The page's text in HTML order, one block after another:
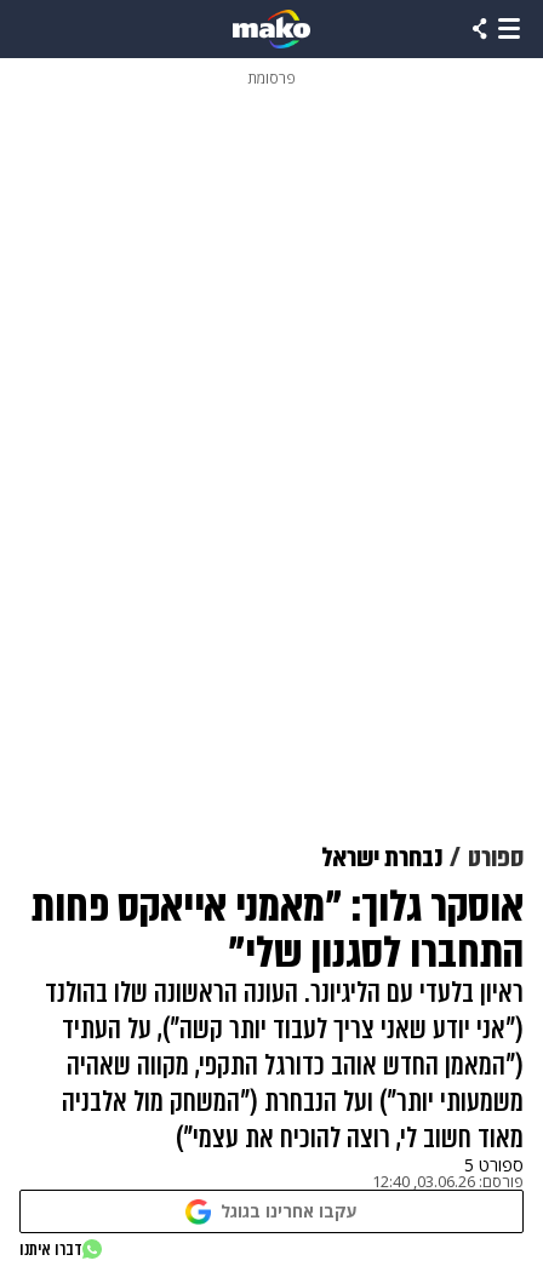
פרסומת
ספורט נבחרת ישראל
אוסקר גלוך: "מאמני אייאקס פחות
התחברו לסגנון שלי"
ראיון בלעדי עם הליגיונר. העונה הראשונה שלו בהולנד
("אני יודע שאני צריך לעבוד יותר קשה"), על העתיד
("המאמן החדש אוהב כדורגל התקפי, מקווה שאהיה
משמעותי יותר") ועל הנבחרת ("המשחק מול אלבניה
מאוד חשוב לי, רוצה להוכיח את עצמי")
ספורט 5
פורסם: 03.06.26, 12:40
עקבו אחרינו בגוגל
דברו איתנו